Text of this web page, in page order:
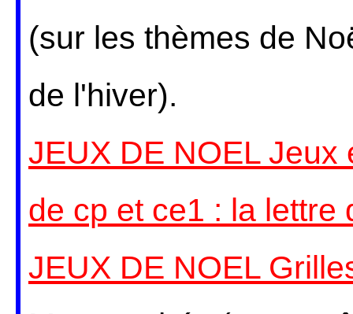
(sur les thèmes de
de l'hiver).
JEUX DE NOEL
de cp et ce1 : la lettre
JEUX DE NOEL